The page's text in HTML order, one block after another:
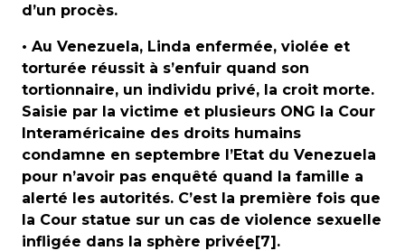
d’un procès.
• Au Venezuela, Linda enfermée, violée et
torturée réussit à s’enfuir quand son
tortionnaire, un individu privé, la croit morte.
Saisie par la victime et plusieurs ONG la Cour
Interaméricaine des droits humains
condamne en septembre l’Etat du Venezuela
pour n’avoir pas enquêté quand la famille a
alerté les autorités. C’est la première fois que
la Cour statue sur un cas de violence sexuelle
infligée dans la sphère privée[7].